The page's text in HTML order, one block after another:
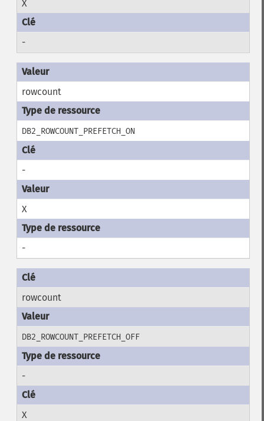
X
-
rowcount
DB2_ROWCOUNT_PREFETCH_ON
-
X
-
rowcount
DB2_ROWCOUNT_PREFETCH_OFF
-
X